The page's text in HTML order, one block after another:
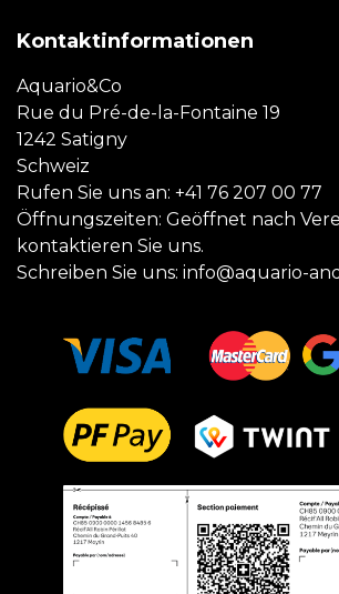
Kontaktinformationen
Aquario&Co
Rue du Pré-de-la-Fontaine 19
1242 Satigny
Schweiz
Rufen Sie uns an: +41 76 207 00 77
Öffnungszeiten: Geöffnet nach
kontaktieren Sie uns.
Schreiben Sie uns: info@aquario-